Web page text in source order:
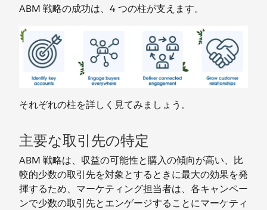
ABM 戦略の成功は、4 つの柱が支えます。
それぞれの柱を詳しく見てみましょう。
主要な取引先の特定
ABM 戦略は、収益の可能性と購入の傾向が高い、比
較的少数の取引先を対象とするときに最大の効果を発
揮するため、マーケティング担当者は、各キャンペー
ンで少数の取引先とエンゲージすることにマーケティ